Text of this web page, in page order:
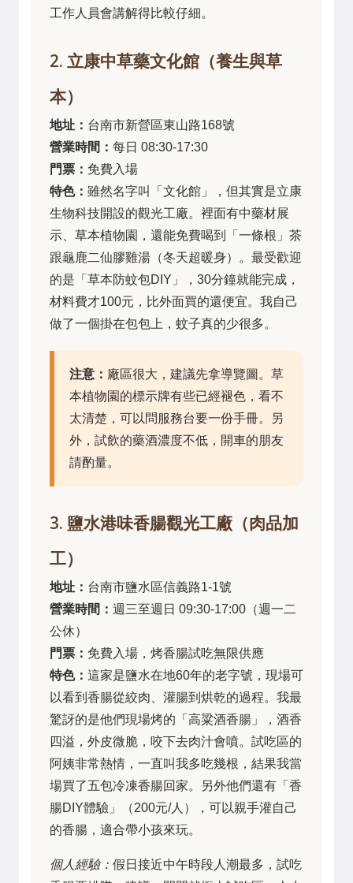
工作人員會講解得比較仔細。
2. 立康中草藥文化館（養生與草
本）
地址： 台南市新營區東山路168號
營業時間： 每日 08:30-17:30
門票： 免費入場
特色： 雖然名字叫「文化館」，但其實是立康
生物科技開設的觀光工廠。裡面有中藥材展
示、草本植物園，還能免費喝到「一條根」茶
跟龜鹿二仙膠雞湯（冬天超暖身）。最受歡迎
的是「草本防蚊包DIY」，30分鐘就能完成，
材料費才100元，比外面買的還便宜。我自己
做了一個掛在包包上，蚊子真的少很多。
注意： 廠區很大，建議先拿導覽圖。草
本植物園的標示牌有些已經褪色，看不
太清楚，可以問服務台要一份手冊。另
外，試飲的藥酒濃度不低，開車的朋友
請酌量。
3. 鹽水港味香腸觀光工廠（肉品加
工）
地址： 台南市鹽水區信義路1-1號
營業時間： 週三至週日 09:30-17:00（週一二
公休）
門票： 免費入場，烤香腸試吃無限供應
特色： 這家是鹽水在地60年的老字號，現場可
以看到香腸從絞肉、灌腸到烘乾的過程。我最
驚訝的是他們現場烤的「高粱酒香腸」，酒香
四溢，外皮微脆，咬下去肉汁會噴。試吃區的
阿姨非常熱情，一直叫我多吃幾根，結果我當
場買了五包冷凍香腸回家。另外他們還有「香
腸DIY體驗」（200元/人），可以親手灌自己
的香腸，適合帶小孩來玩。
個人經驗： 假日接近中午時段人潮最多，試吃